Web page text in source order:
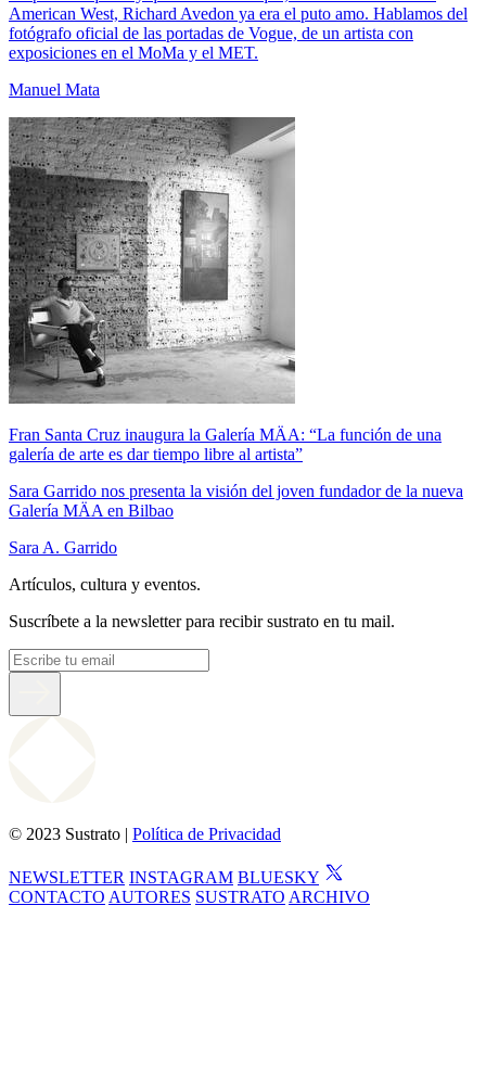
American West, Richard Avedon ya era el puto amo. Hablamos del
fotógrafo oficial de las portadas de Vogue, de un artista con
exposiciones en el MoMa y el MET.
Manuel Mata
Fran Santa Cruz inaugura la Galería MÄA: “La función de una
galería de arte es dar tiempo libre al artista”
Sara Garrido nos presenta la visión del joven fundador de la nueva
Galería MÄA en Bilbao
Sara A. Garrido
Artículos, cultura y eventos.
Suscríbete a la newsletter para recibir sustrato en tu mail.
© 2023 Sustrato | Política de Privacidad
NEWSLETTER INSTAGRAM BLUESKY
CONTACTO AUTORES SUSTRATO ARCHIVO